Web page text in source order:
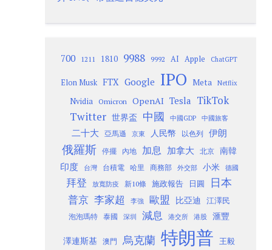
700 1211 1810 9988 9992 AI Apple ChatGPT
Elon Musk FTX Google IPO Meta Netflix
Nvidia Omicron OpenAI Tesla TikTok
Twitter 世界盃 中國 中國GDP 中國旅客
二十大 亞馬遜 京東 人民幣 以色列 伊朗
俄羅斯 停擺 內地 加息 加拿大 北京
南韓
印度
台灣 台積電 哈里 商務部 外交部 小米 德國
拜登 放寬防疫 新10條 施政報告 日圓 日本
普京 李家超 李強 歐盟 比亞迪 江澤民
泡泡瑪特 泰國 深圳 減息 港交所 港股 滙豐
澤連斯基 澳門 烏克蘭 特朗普 王毅